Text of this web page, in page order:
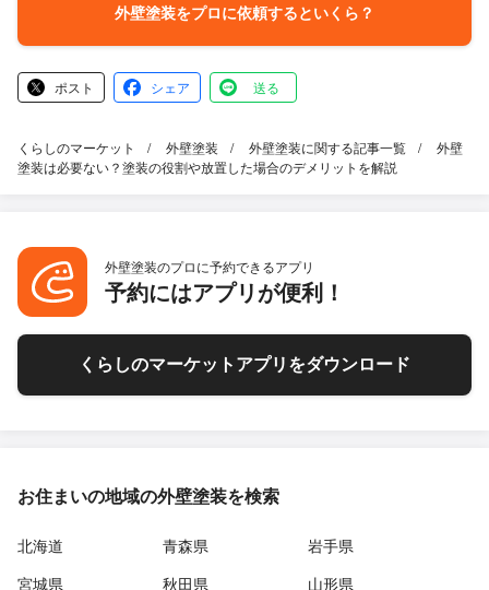
外壁塗装をプロに依頼するといくら？
ポスト シェア 送る
くらしのマーケット 外壁塗装 外壁塗装に関する記事一覧
外壁
塗装は必要ない？塗装の役割や放置した場合のデメリットを解説
外壁塗装のプロに予約できるアプリ
予約にはアプリが便利！
くらしのマーケットアプリをダウンロード
お住まいの地域の外壁塗装を検索
北海道 青森県
岩手県
宮城県
秋田県 山形県